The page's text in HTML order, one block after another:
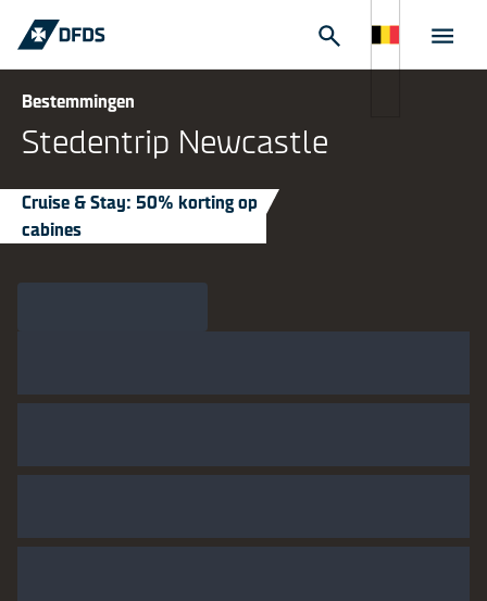
Bestemmingen
Stedentrip Newcastle
Cruise & Stay: 50% korting op
cabines